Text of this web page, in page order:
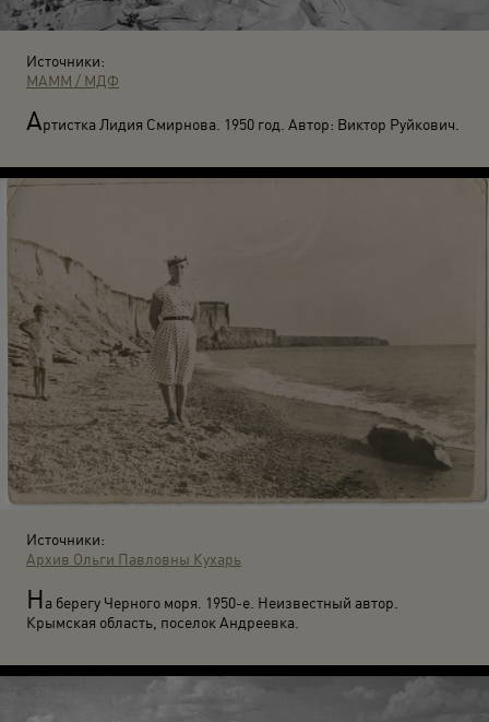
Источники:
МАММ / МДФ
Артистка Лидия Смирнова. 1950 год. Автор: Виктор Руйкович.
Источники:
Архив Ольги Павловны Кухарь
На берегу Черного моря. 1950-е. Неизвестный автор.
Крымская область, поселок Андреевка.